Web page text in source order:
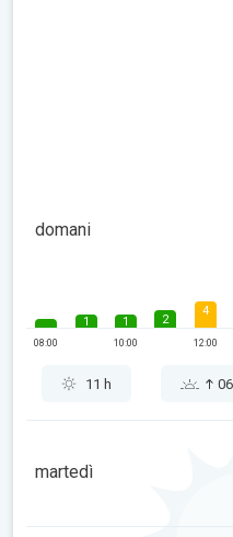
domani
08:00
1 1
10:00
2
4
12:00
11 h
martedì